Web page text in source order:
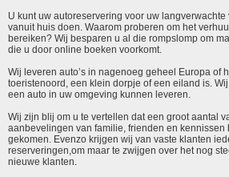
U kunt uw autoreservering voor uw
vanuit huis doen. Waarom proberen om het
bereiken? Wij besparen u al die rompslomp om
die u door online boeken voorkomt.
Wij leveren auto’s in nagenoeg geheel Europa of
toeristenoord, een klein dorpje of een eiland is.
een auto in uw omgeving kunnen leveren.
Wij zijn blij om u te vertellen dat een groot aantal
aanbevelingen van familie, frienden en kennissen
gekomen. Evenzo krijgen wij van vaste klanten
reserveringen,om maar te zwijgen over het nog
nieuwe klanten.